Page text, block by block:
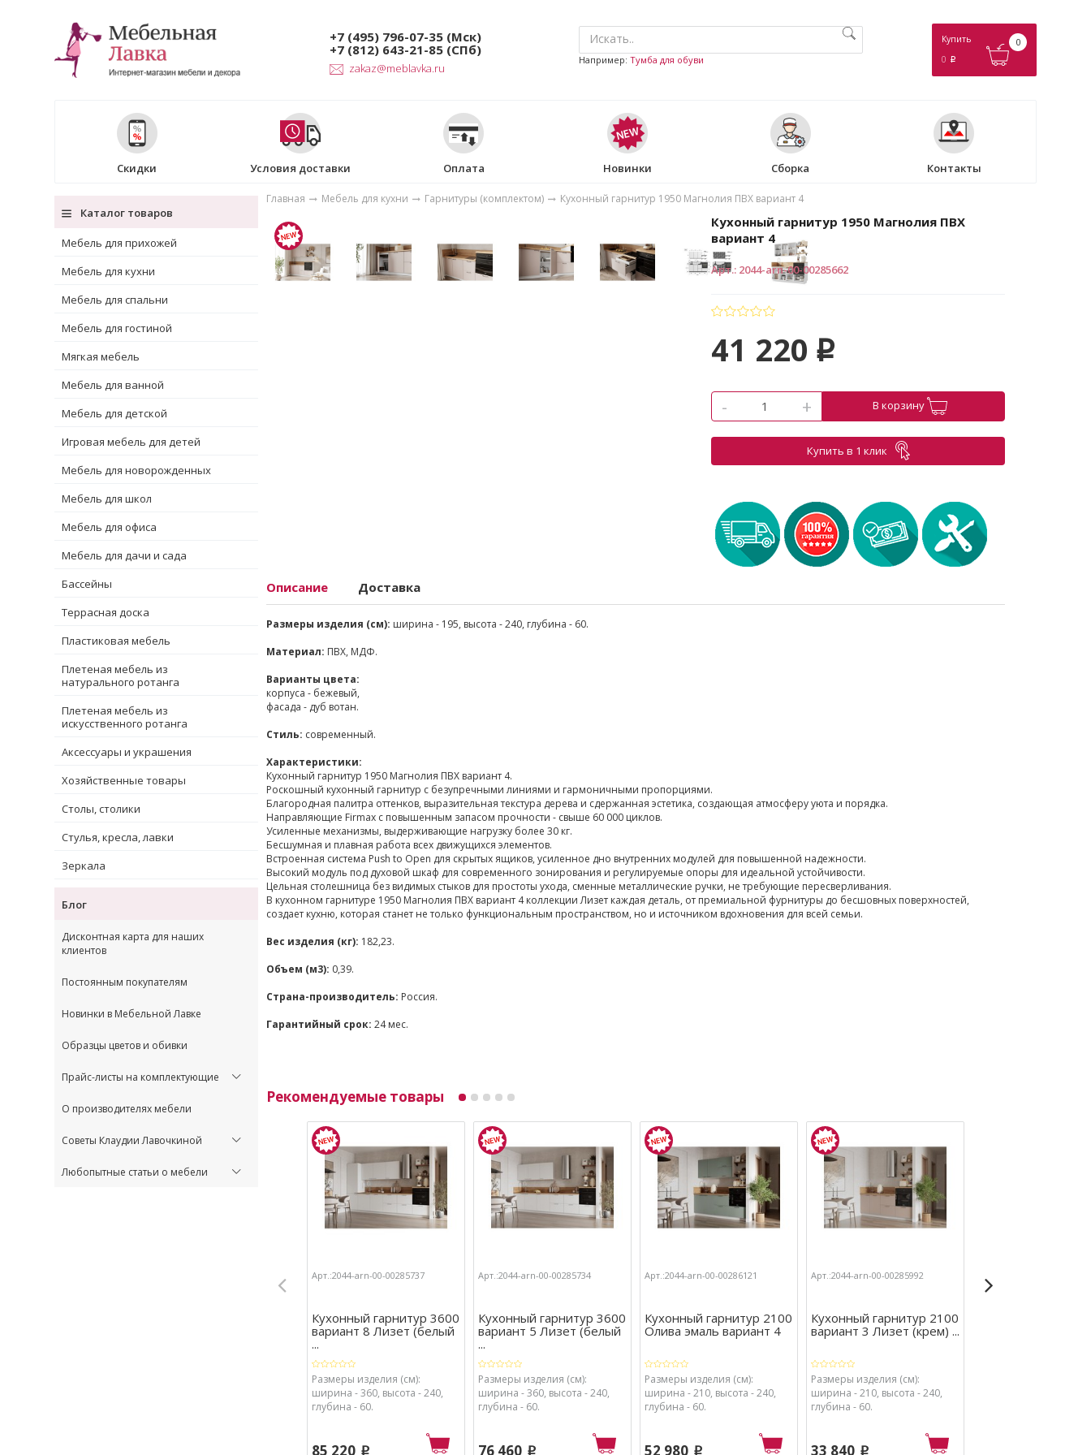
+7 (495) 796-07-35 (Мск)
+7 (812) 643-21-85 (СПб)
zakaz@meblavka.ru
Например: Тумба для обуви
Купить
0 p
0
Скидки Условия доставки Оплата Новинки Сборка Контакты
Каталог товаров
Мебель для прихожей
Мебель для кухни
Мебель для спальни
Мебель для гостиной
Мягкая мебель
Мебель для ванной
Мебель для детской
Игровая мебель для детей
Мебель для новорожденных
Мебель для школ
Мебель для офиса
Мебель для дачи и сада
Бассейны
Террасная доска
Пластиковая мебель
Плетеная мебель из
натурального ротанга
Плетеная мебель из
искусственного ротанга
Аксессуары и украшения
Хозяйственные товары
Столы, столики
Стулья, кресла, лавки
Зеркала
Блог
Дисконтная карта для наших
клиентов
Постоянным покупателям
Новинки в Мебельной Лавке
Образцы цветов и обивки
Прайс-листы на комплектующие
О производителях мебели
Советы Клаудии Лавочкиной
Любопытные статьи о мебели
Главная Мебель для кухни Гарнитуры (комплектом) Кухонный гарнитур 1950 Магнолия ПВХ вариант 4
Кухонный гарнитур 1950 Магнолия ПВХ
вариант 4
Арт.: 2044-arn-00-00285662
41 220 p
- + В корзину
Купить в 1 клик
Описание Доставка
Размеры изделия (см): ширина - 195, высота - 240, глубина - 60.
Материал: ПВХ, МДФ.
Варианты цвета:
корпуса - бежевый,
фасада - дуб вотан.
Стиль: современный.
Характеристики:
Кухонный гарнитур 1950 Магнолия ПВХ вариант 4.
Роскошный кухонный гарнитур с безупречными линиями и гармоничными пропорциями.
Благородная палитра оттенков, выразительная текстура дерева и сдержанная эстетика, создающая атмосферу уюта и порядка.
Направляющие Firmax с повышенным запасом прочности - свыше 60 000 циклов.
Усиленные механизмы, выдерживающие нагрузку более 30 кг.
Бесшумная и плавная работа всех движущихся элементов.
Встроенная система Push to Open для скрытых ящиков, усиленное дно внутренних модулей для повышенной надежности.
Высокий модуль под духовой шкаф для современного зонирования и регулируемые опоры для идеальной устойчивости.
Цельная столешница без видимых стыков для простоты ухода, сменные металлические ручки, не требующие пересверливания.
В кухонном гарнитуре 1950 Магнолия ПВХ вариант 4 коллекции Лизет каждая деталь, от премиальной фурнитуры до бесшовных поверхностей,
создает кухню, которая станет не только функциональным пространством, но и источником вдохновения для всей семьи.
Вес изделия (кг): 182,23.
Объем (м3): 0,39.
Страна-производитель: Россия.
Гарантийный срок: 24 мес.
Рекомендуемые товары
Арт.:2044-arn-00-00285737
Кухонный гарнитур 3600
вариант 8 Лизет (белый
...
Размеры изделия (см):
ширина - 360, высота - 240,
глубина - 60.
85 220 p
Арт.:2044-arn-00-00285734
Кухонный гарнитур 3600
вариант 5 Лизет (белый
...
Размеры изделия (см):
ширина - 360, высота - 240,
глубина - 60.
76 460 p
Арт.:2044-arn-00-00286121
Кухонный гарнитур 2100
Олива эмаль вариант 4
Размеры изделия (см):
ширина - 210, высота - 240,
глубина - 60.
52 980 p
Арт.:2044-arn-00-00285992
Кухонный гарнитур 2100
вариант 3 Лизет (крем) ...
Размеры изделия (см):
ширина - 210, высота - 240,
глубина - 60.
33 840 p